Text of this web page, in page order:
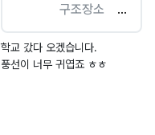
포
메
-
수
0
2
구조장소
장
안
학교 갔다 오겠습니다.
풍선이 너무 귀엽죠 ㅎㅎ